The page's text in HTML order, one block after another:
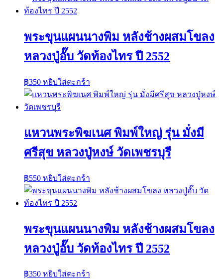
พระขุนแผนนางพิม หลังช้างผสมโขลง
หลวงปู่อั๊บ วัดท้องไทร ปี 2552
฿350 หยิบใส่ตะกร้า
แหวนพระพิฆเนศ พิมพ์ใหญ่ รุ่น มั่งมี
ศรีสุข หลวงปู่หงษ์ วัดเพชรบุรี
฿550 หยิบใส่ตะกร้า
พระขุนแผนนางพิม หลังช้างผสมโขลง
หลวงปู่อั๊บ วัดท้องไทร ปี 2552
฿350 หยิบใส่ตะกร้า